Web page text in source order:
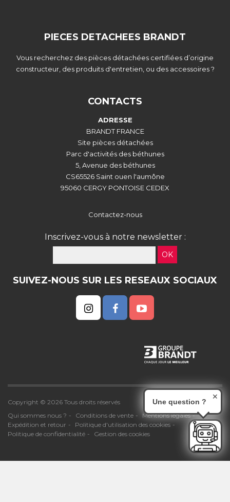
PIECES DETACHEES BRANDT
Vous recherchez des pièces détachées certifiées d’origine
constructeur, des produits d'entretien, ou des accessoires ?
CONTACTS
ADRESSE
BRANDT FRANCE
Site pièces détachées
Parc d'activités des béthunes
5, Avenue des béthunes
CS65526 Saint ouen l'aumône
95060 CERGY PONTOISE CEDEX
Contactez-nous
Inscrivez-vous à notre newsletter :
OK
SUIVEZ-NOUS SUR LES RESEAUX SOCIAUX
Copyright © 2026 Tous droits réservés
Qui sommes nous ?
Conditions de vente
Mentions légales
Expédition et retour
Politique d'utilisation des cookies
Politique de confidentialité
Gestion des cookies
Une question ?
✕